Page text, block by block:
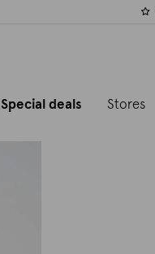
Special deals Stores